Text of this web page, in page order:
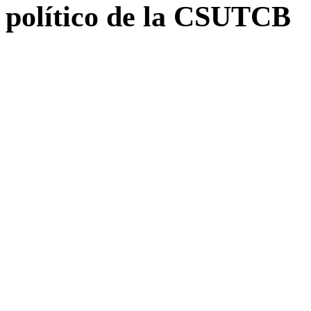
político de la CSUTCB